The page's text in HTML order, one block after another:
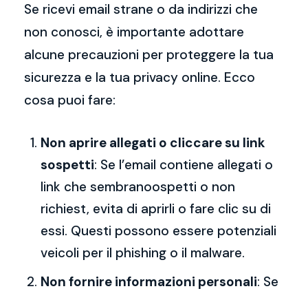
Se ricevi email strane o da indirizzi che
non conosci, è importante adottare
alcune precauzioni per proteggere la tua
sicurezza e la tua privacy online. Ecco
cosa puoi fare:
Non aprire allegati o cliccare su link
sospetti: Se l’email contiene allegati o
link che sembranoospetti o non
richiest, evita di aprirli o fare clic su di
essi. Questi possono essere potenziali
veicoli per il phishing o il malware.
Non fornire informazioni personali: Se